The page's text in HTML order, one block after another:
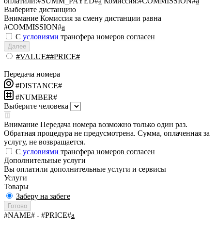
Выберите дистанцию
Внимание Комиссия за смену дистанции равна
#COMMISSION#a
С условиями трансфера номеров согласен
Далее
#VALUE##PRICE#
Передача номера
#DISTANCE#
#NUMBER#
Выберите человека
Внимание Передача номера возможно только один раз.
Обратная процедура не предусмотрена. Сумма, оплаченная за
услугу, не возвращается.
С условиями трансфера номеров согласен
Дополнительные услуги
Вы оплатили дополнительные услуги и сервисы
Услуги
Товары
Заберу на забеге
Готово
#NAME# - #PRICE#a